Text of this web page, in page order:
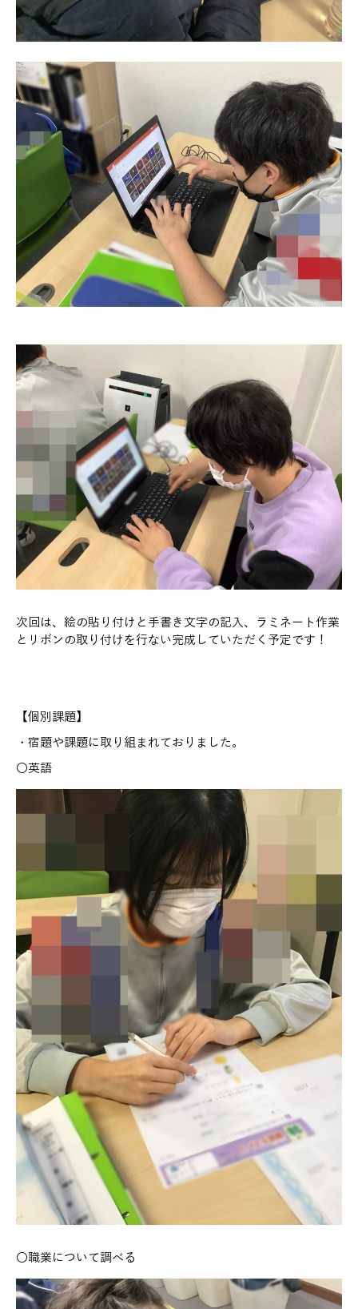
次回は、絵の貼り付けと手書き文字の記入、ラミネート作業
とリボンの取り付けを行ない完成していただく予定です！
【個別課題】
・宿題や課題に取り組まれておりました。
〇英語
〇職業について調べる